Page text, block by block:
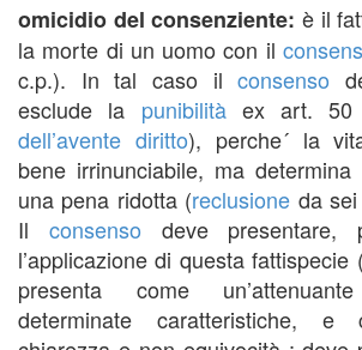
omicidio del consenziente: è il
la morte di un uomo con il
c.p.). In tal caso ilconsenso
esclude la punibilitàex art. 50
dell’avente diritto), perche´ la
bene irrinunciabile, ma determina
una pena ridotta (reclusione da
Il consenso deve presentare,
l’applicazione di questa
presenta come un’attenuante
determinate caratteristiche,